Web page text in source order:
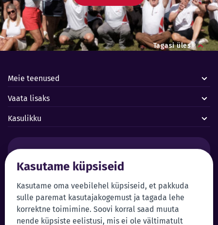
Kasutame küpsiseid
Kasutame oma veebilehel küpsiseid, et pakkuda
sulle paremat kasutajakogemust ja tagada lehe
korrektne toimimine. Soovi korral saad muuta
nende küpsiste eelistusi, mis ei ole vältimatult
Tagasi üles
Meie teenused
Vaata lisaks
Kasulikku
Forus juhtimiskeskus 24/7+372 619 1899
Klienditeenindus:
+372 619 1999
klienditeenindus@forus.ee
Iseteenindus
Sisene iseteenindusse